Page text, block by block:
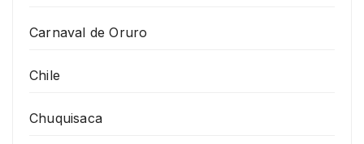
Carnaval de Oruro
Chile
Chuquisaca